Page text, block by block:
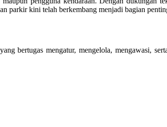
parkir kini telah berkembang menjadi bagian
bertugas mengatur, mengelola, mengawasi,